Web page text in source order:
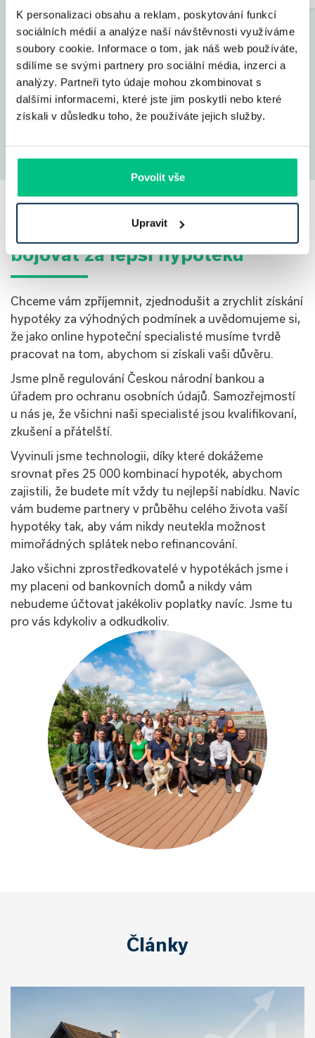
K personalizaci obsahu a reklam, poskytování funkcí
sociálních médií a analýze naší návštěvnosti využíváme
soubory cookie. Informace o tom, jak náš web používáte,
sdílíme se svými partnery pro sociální média, inzerci a
analýzy. Partneři tyto údaje mohou zkombinovat s
dalšími informacemi, které jste jim poskytli nebo které
získali v důsledku toho, že používáte jejich služby.
Povolit vše
Upravit
Ukázat všechny
příběhy
Jsme připraveni pro vás
bojovat za lepší hypotéku
Chceme vám zpříjemnit, zjednodušit a zrychlit získání
hypotéky za výhodných podmínek a uvědomujeme si,
že jako online hypoteční specialisté musíme tvrdě
pracovat na tom, abychom si získali vaši důvěru.
Jsme plně regulování Českou národní bankou a
úřadem pro ochranu osobních údajů. Samozřejmostí
u nás je, že všichni naši specialisté jsou kvalifikovaní,
zkušení a přátelští.
Vyvinuli jsme technologii, díky které dokážeme
srovnat přes 25 000 kombinací hypoték, abychom
zajistili, že budete mít vždy tu nejlepší nabídku. Navíc
vám budeme partnery v průběhu celého života vaší
hypotéky tak, aby vám nikdy neutekla možnost
mimořádných splátek nebo refinancování.
Jako všichni zprostředkovatelé v hypotékách jsme i
my placeni od bankovních domů a nikdy vám
nebudeme účtovat jakékoliv poplatky navíc. Jsme tu
pro vás kdykoliv a odkudkoliv.
Články